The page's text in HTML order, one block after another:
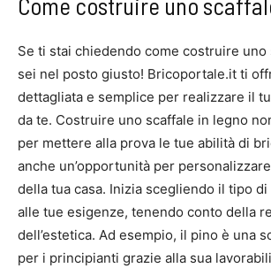
Se ti stai chiedendo come costruire uno
sei nel posto giusto! Bricoportale.it ti
dettagliata e semplice per realizzare il
da te. Costruire uno scaffale in legno
per mettere alla prova le tue abilità di
anche un’opportunità per
della tua casa. Inizia scegliendo il tipo
alle tue esigenze, tenendo conto della
dell’estetica. Ad esempio, il pino è una
per i principianti grazie alla sua